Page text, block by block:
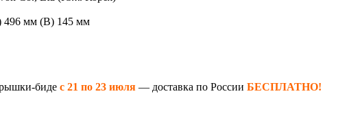
мм (В) 145 мм
биде с 21 по 23 июля — доставка по России БЕСПЛАТНО!